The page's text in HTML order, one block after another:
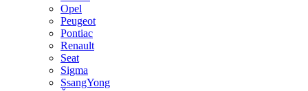
Opel
Peugeot
Pontiac
Renault
Seat
Sigma
SsangYong